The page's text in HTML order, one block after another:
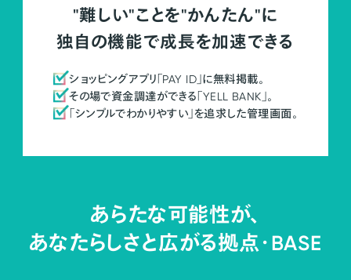
"難しい"ことを"かんたん"に
独自の機能で成長を加速できる
ショッピングアプリ「PAY ID」に無料掲載。
その場で資金調達ができる「YELL BANK」。
「シンプルでわかりやすい」を追求した管理画面。
あらたな可能性が、
あなたらしさと広がる拠点・BASE